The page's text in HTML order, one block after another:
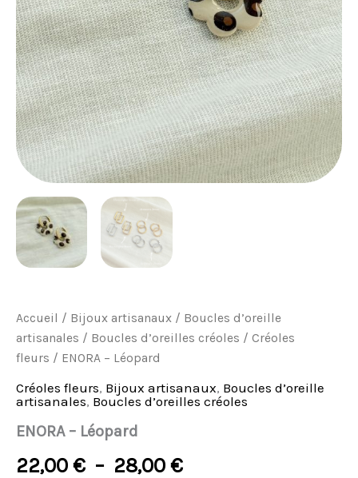
Accueil / Bijoux artisanaux / Boucles d’oreille
artisanales / Boucles d’oreilles créoles / Créoles
fleurs / ENORA – Léopard
Créoles fleurs, Bijoux artisanaux, Boucles d’oreille
artisanales, Boucles d’oreilles créoles
ENORA – Léopard
22,00 € – 28,00 €